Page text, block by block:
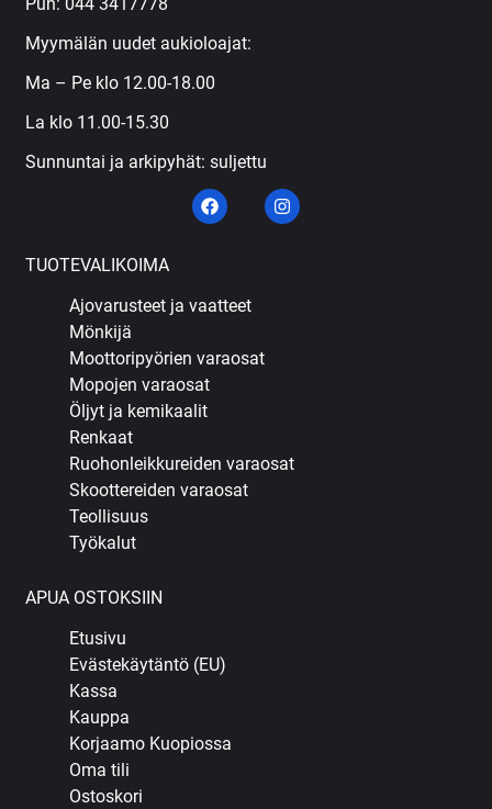
Myymälän uudet aukioloajat:
Ma – Pe klo 12.00-18.00
La klo 11.00-15.30
Sunnuntai ja arkipyhät: suljettu
TUOTEVALIKOIMA
Ajovarusteet ja vaatteet
Mönkijä
Moottoripyörien varaosat
Mopojen varaosat
Öljyt ja kemikaalit
Renkaat
Ruohonleikkureiden varaosat
Skoottereiden varaosat
Teollisuus
Työkalut
APUA OSTOKSIIN
Etusivu
Evästekäytäntö (EU)
Kassa
Kauppa
Korjaamo Kuopiossa
Oma tili
Ostoskori